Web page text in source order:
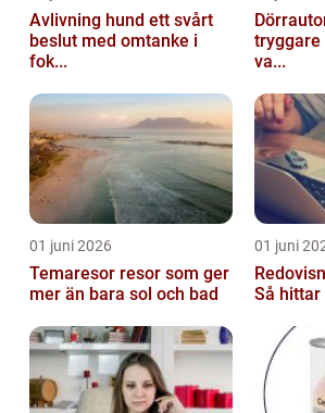
Avlivning hund ett svårt
beslut med omtanke i
fok...
tryggare
va...
01 juni 2026
Temaresor resor som ger
mer än bara sol och bad
01 juni
Så